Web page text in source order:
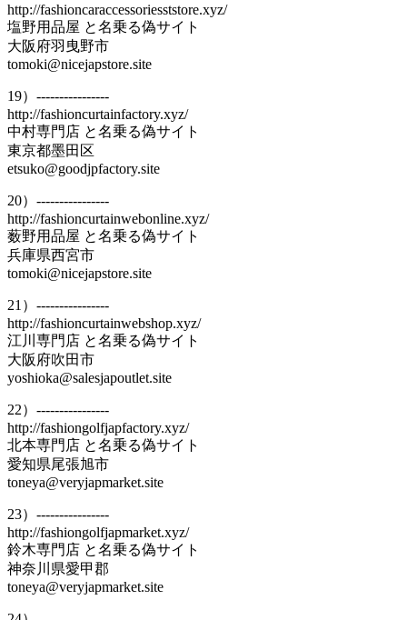
http://fashioncaraccessoriesststore.xyz/
塩野用品屋 と名乗る偽サイト
大阪府羽曳野市
tomoki@nicejapstore.site
19）----------------
http://fashioncurtainfactory.xyz/
中村専門店 と名乗る偽サイト
東京都墨田区
etsuko@goodjpfactory.site
20）----------------
http://fashioncurtainwebonline.xyz/
薮野用品屋 と名乗る偽サイト
兵庫県西宮市
tomoki@nicejapstore.site
21）----------------
http://fashioncurtainwebshop.xyz/
江川専門店 と名乗る偽サイト
大阪府吹田市
yoshioka@salesjapoutlet.site
22）----------------
http://fashiongolfjapfactory.xyz/
北本専門店 と名乗る偽サイト
愛知県尾張旭市
toneya@veryjapmarket.site
23）----------------
http://fashiongolfjapmarket.xyz/
鈴木専門店 と名乗る偽サイト
神奈川県愛甲郡
toneya@veryjapmarket.site